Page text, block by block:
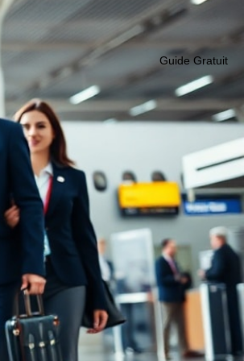
Guide Gratuit